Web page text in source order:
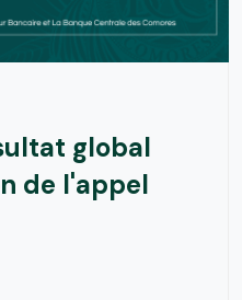
global
de l'appel